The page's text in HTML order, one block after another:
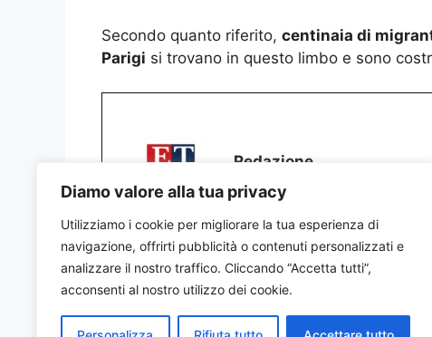
Diamo valore alla tua privacy
Utilizziamo i cookie per migliorare la tua esperienza di
navigazione, offrirti pubblicità o contenuti personalizzati e
analizzare il nostro traffico. Cliccando “Accetta tutti”,
acconsenti al nostro utilizzo dei cookie.
Secondo quanto riferito, centinaia di
Parigi si trovano in questo limbo e sono
Redazione